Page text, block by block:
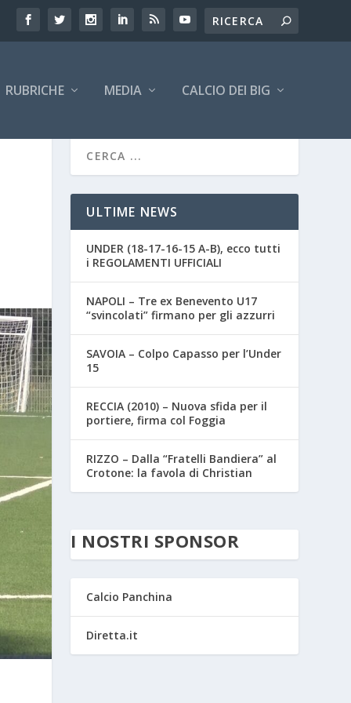
RUBRICHE MEDIA CALCIO DEI BIG
ULTIME NEWS
UNDER (18-17-16-15 A-B), ecco tutti
i REGOLAMENTI UFFICIALI
NAPOLI – Tre ex Benevento U17
“svincolati” firmano per gli azzurri
SAVOIA – Colpo Capasso per l’Under
15
RECCIA (2010) – Nuova sfida per il
portiere, firma col Foggia
RIZZO – Dalla “Fratelli Bandiera” al
Crotone: la favola di Christian
I NOSTRI SPONSOR
Calcio Panchina
Diretta.it